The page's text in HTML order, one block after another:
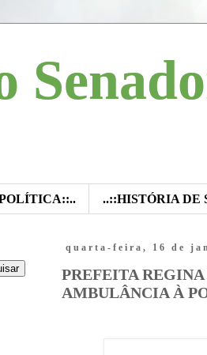
..::HISTÓRIA DE
quarta-feira, 16 de
PREFEITA
AMBULÂNCIA À